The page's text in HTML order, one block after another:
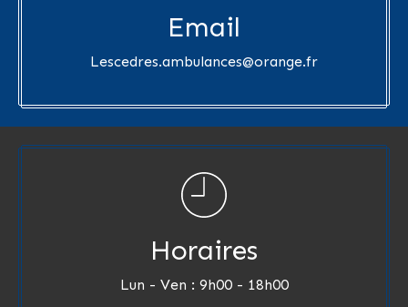
Email
Lescedres.ambulances@orange.fr
Horaires
Lun - Ven : 9h00 - 18h00